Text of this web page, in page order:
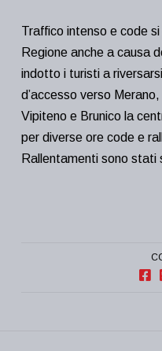
Traffico intenso e code
Regione anche a causa
indotto i turisti a
d’accesso verso
Vipiteno e Brunico la
per diverse ore code e
Rallentamenti sono